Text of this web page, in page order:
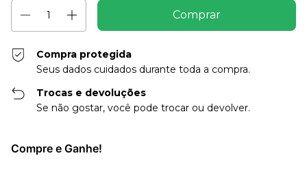
Compra protegida
Seus dados cuidados durante toda a compra.
Trocas e devoluções
Se não gostar, você pode trocar ou devolver.
Compre e Ganhe!